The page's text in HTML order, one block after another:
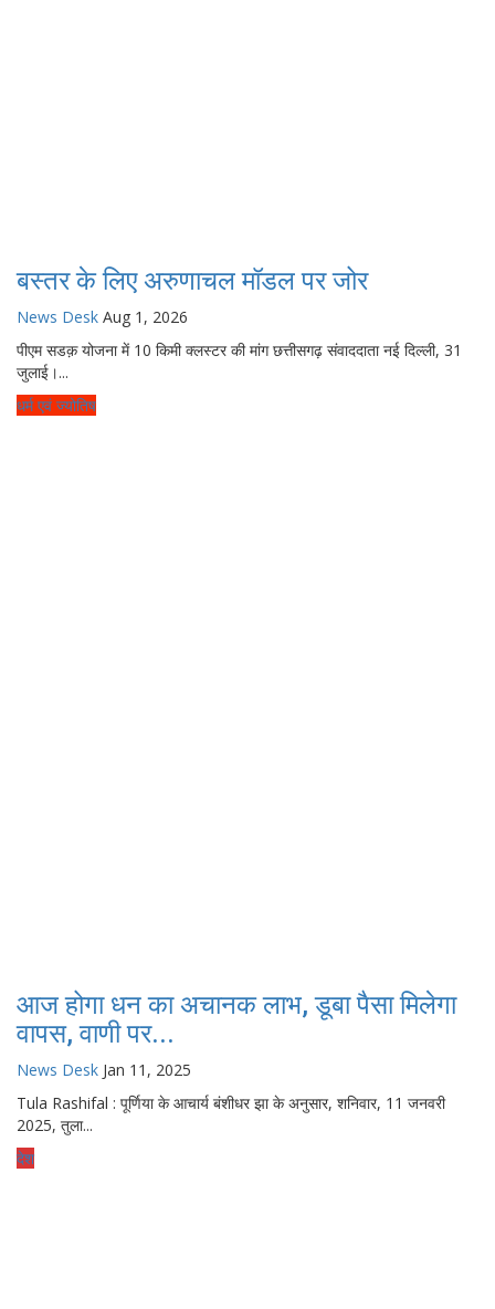
बस्तर के लिए अरुणाचल मॉडल पर जोर
News Desk Aug 1, 2026
पीएम सडक़ योजना में 10 किमी क्लस्टर की मांग छत्तीसगढ़ संवाददाता नई दिल्ली, 31
जुलाई।...
धर्म एवं ज्योतिष
आज होगा धन का अचानक लाभ, डूबा पैसा मिलेगा
वापस, वाणी पर...
News Desk Jan 11, 2025
Tula Rashifal : पूर्णिया के आचार्य बंशीधर झा के अनुसार, शनिवार, 11 जनवरी
2025, तुला...
देश